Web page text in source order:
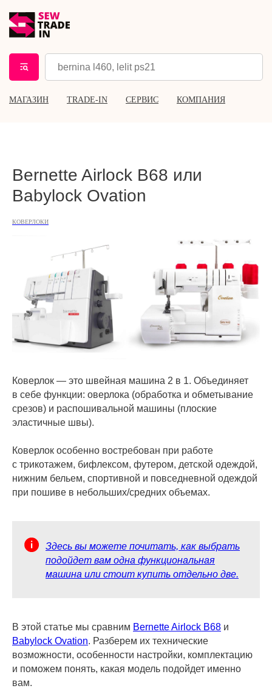
МАГАЗИН TRADE-IN СЕРВИС КОМПАНИЯ
Bernette Airlock B68 или
Babylock Ovation
КОВЕРЛОКИ
Коверлок — это швейная машина 2 в 1. Объединяет
в себе функции: оверлока (обработка и обметывание
срезов) и распошивальной машины (плоские
эластичные швы).
Коверлок особенно востребован при работе
с трикотажем, бифлексом, футером, детской одеждой,
нижним бельем, спортивной и повседневной одеждой
при пошиве в небольших/средних объемах.
Здесь вы можете почитать, как выбрать
подойдет вам одна функциональная
машина или стоит купить отдельно две.
В этой статье мы сравним Bernette Airlock B68 и
Babylock Ovation. Разберем их технические
возможности, особенности настройки, комплектацию
и поможем понять, какая модель подойдет именно
вам.